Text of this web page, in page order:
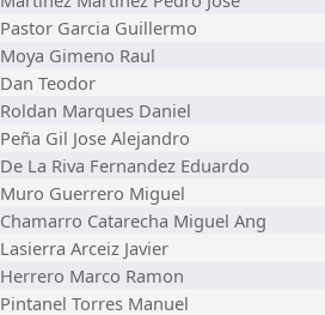
Pastor Garcia Guillermo
Moya Gimeno Raul
Dan Teodor
Roldan Marques Daniel
Peña Gil Jose Alejandro
De La Riva Fernandez Eduardo
Muro Guerrero Miguel
Chamarro Catarecha Miguel Ang
Lasierra Arceiz Javier
Herrero Marco Ramon
Pintanel Torres Manuel